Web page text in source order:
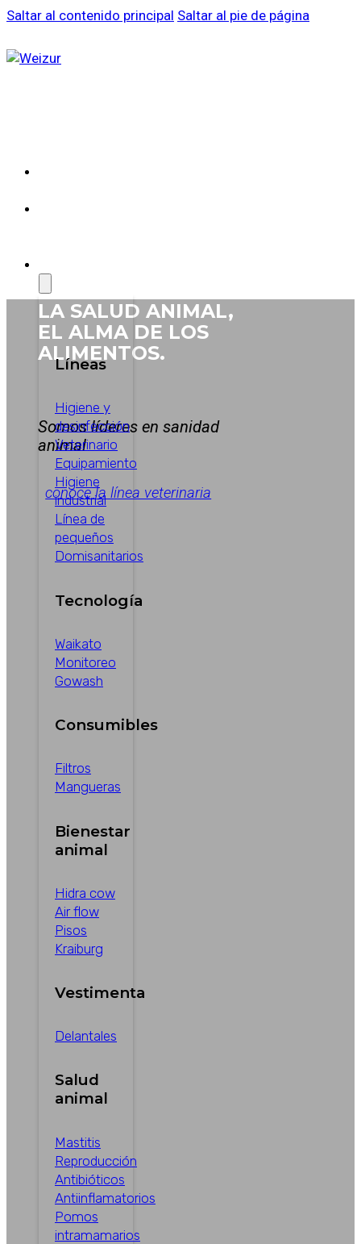
Saltar al contenido principal Saltar al pie de página
Líneas
Higiene y
desinfección
Veterinario
Equipamiento
Higiene
industrial
Línea de
pequeños
Domisanitarios
Tecnología
Waikato
Monitoreo
Gowash
Consumibles
Filtros
Mangueras
Bienestar
animal
Hidra cow
Air flow
Pisos
Kraiburg
Vestimenta
Delantales
Salud
animal
Mastitis
Reproducción
Antibióticos
Antiinflamatorios
Pomos
intramamarios
LA SALUD ANIMAL,
EL ALMA DE LOS
ALIMENTOS.
Somos líderes en sanidad
animal
conoce la línea veterinaria